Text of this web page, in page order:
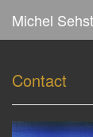
Michel
Contact